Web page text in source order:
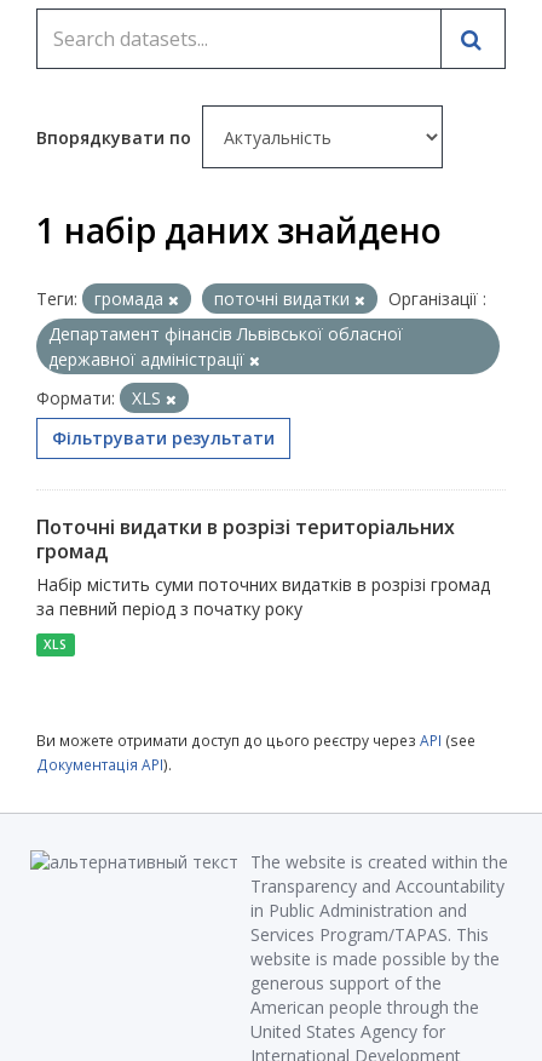
Впорядкувати по
1 набір даних знайдено
Теги: громада поточні видатки
Організації :
Департамент фінансів Львівської обласної
державної адміністрації
Формати:
XLS
Фільтрувати результати
Поточні видатки в розрізі територіальних
громад
Набір містить суми поточних видатків в розрізі громад
за певний період з початку року
XLS
Ви можете отримати доступ до цього реєстру через API (see
Документація API).
The website is created within the
Transparency and Accountability
in Public Administration and
Services Program/TAPAS. This
website is made possible by the
generous support of the
American people through the
United States Agency for
International Development